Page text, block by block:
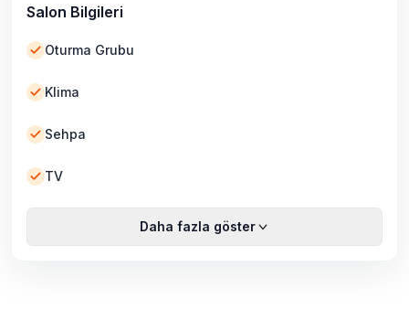
Salon Bilgileri
Oturma Grubu
Klima
Sehpa
TV
Daha fazla göster